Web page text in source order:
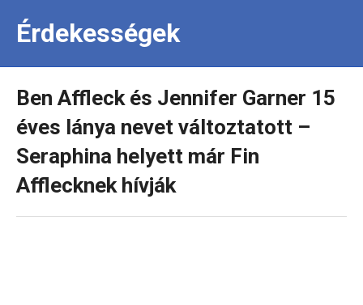
Érdekességek
Ben Affleck és Jennifer Garner 15
éves lánya nevet változtatott –
Seraphina helyett már Fin
Afflecknek hívják